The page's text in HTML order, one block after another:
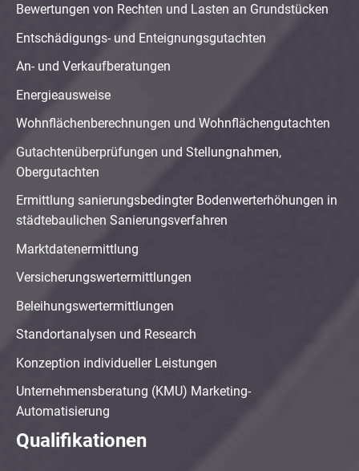
Bewertungen von Rechten und Lasten an Grundstücken
Entschädigungs- und Enteignungsgutachten
An- und Verkaufberatungen
Energieausweise
Wohnflächenberechnungen und Wohnflächengutachten
Gutachtenüberprüfungen und Stellungnahmen,
Obergutachten
Ermittlung sanierungsbedingter Bodenwerterhöhungen in
städtebaulichen Sanierungsverfahren
Marktdatenermittlung
Versicherungswertermittlungen
Beleihungswertermittlungen
Standortanalysen und Research
Konzeption individueller Leistungen
Unternehmensberatung (KMU) Marketing-
Automatisierung
Qualifikationen